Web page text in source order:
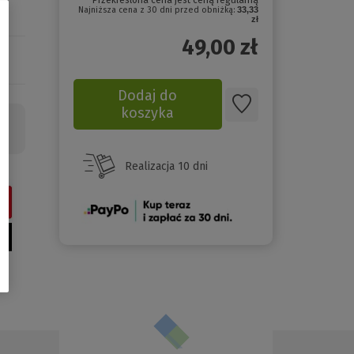
Najniższa cena z 30 dni przed obniżką: 33,33
zł
49,00 zł
Dodaj do
koszyka
Realizacja 10 dni
(Nowe